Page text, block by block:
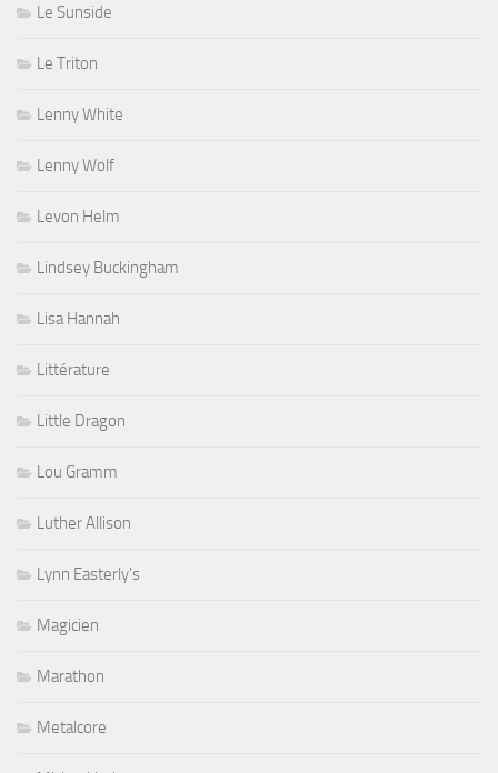
Le Sunside
Le Triton
Lenny White
Lenny Wolf
Levon Helm
Lindsey Buckingham
Lisa Hannah
Littérature
Little Dragon
Lou Gramm
Luther Allison
Lynn Easterly's
Magicien
Marathon
Metalcore